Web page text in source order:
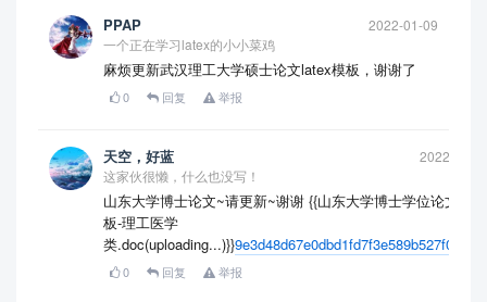
PPAP
2022-01-09
一个正在学习latex的小小菜鸡
麻烦更新武汉理工大学硕士论文latex模板，谢谢了
0 回复 举报
天空，好蓝
2022-01-
这家伙很懒，什么也没写！
山东大学博士论文~请更新~谢谢 {{山东大学博士学位论文模
板-理工医学
类.doc(uploading...)}}
0 回复 举报